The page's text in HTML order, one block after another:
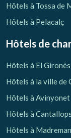
Hôtels à Tossa de
Hôtels à Pelacalç
Hôtels de
Hôtels à El Gironès
Hôtels à la ville de
Hôtels à
Hôtels à Cantallops
Hôtels à